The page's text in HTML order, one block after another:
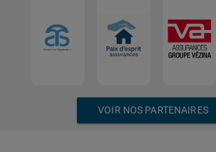
VOIR NOS PARTENAIRES